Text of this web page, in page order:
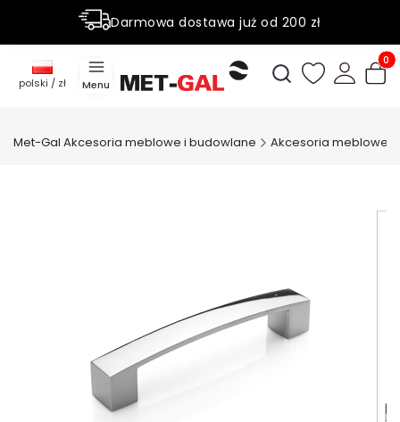
Darmowa dostawa już od 200 zł
Rabaty do 50% na wybrane produky
Menu
Otwórz
polski / zł
Met-Gal Akcesoria meblowe i budowlane Akcesoria meblowe